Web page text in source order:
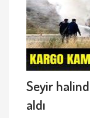
Seyir
aldı